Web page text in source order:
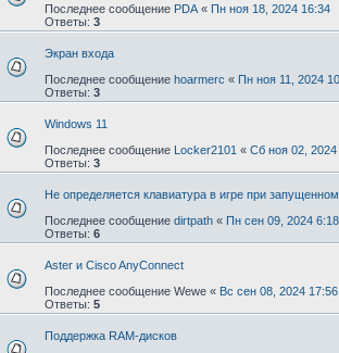
Последнее сообщение PDA « Пн ноя 18, 2024 16:34
Ответы: 3
Экран входа
Последнее сообщение hoarmerc « Пн ноя 11, 2024
Ответы: 3
Windows 11
Последнее сообщение Locker2101 « Сб ноя 02, 2024
Ответы: 3
Не определяется клавиатура в игре при
Последнее сообщение dirtpath « Пн сен 09, 2024 6:18
Ответы: 6
Aster и Cisco AnyConnect
Последнее сообщение Wewe « Вс сен 08, 2024 17:56
Ответы: 5
Поддержка RAM-дисков